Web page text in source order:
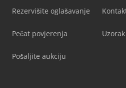
Rezervišite oglašavanje
Pečat povjerenja
Pošaljite aukciju